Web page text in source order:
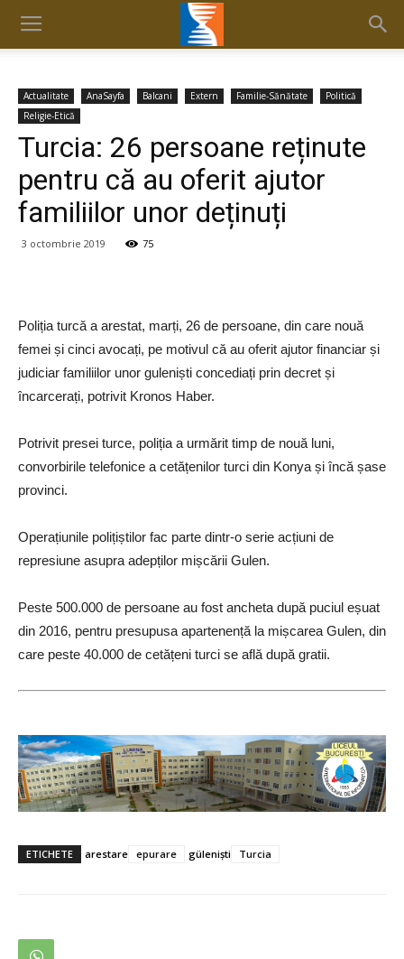
Actualitate AnaSayfa Balcani Extern Familie-Sănătate
Politică
Religie-Etică
Turcia: 26 persoane reținute
pentru că au oferit ajutor
familiilor unor deținuți
3 octombrie 2019 75
Poliția turcă a arestat, marți, 26 de persoane, din care nouă
femei și cinci avocați, pe motivul că au oferit ajutor financiar și
judiciar familiilor unor guleniști concediați prin decret și
încarcerați, potrivit Kronos Haber.
Potrivit presei turce, poliția a urmărit timp de nouă luni,
convorbirile telefonice a cetățenilor turci din Konya și încă șase
provinci.
Operațiunile polițiștilor fac parte dintr-o serie acțiuni de
represiune asupra adepților mișcării Gulen.
Peste 500.000 de persoane au fost ancheta după puciul eșuat
din 2016, pentru presupusa apartenență la mișcarea Gulen, din
care peste 40.000 de cetățeni turci se află după gratii.
ETICHETE arestare epurare güleniști Turcia